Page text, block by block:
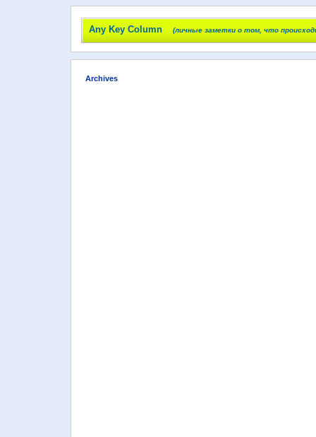
Any Key Column (личные заметки о том, что
Archives